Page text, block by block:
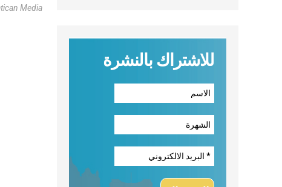
Media
للاشتراك بالنشرة